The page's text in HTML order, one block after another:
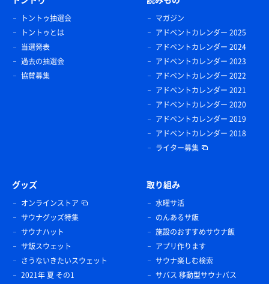
トントゥ抽選会
トントゥとは
当選発表
過去の抽選会
協賛募集
マガジン
アドベントカレンダー 2025
アドベントカレンダー 2024
アドベントカレンダー 2023
アドベントカレンダー 2022
アドベントカレンダー 2021
アドベントカレンダー 2020
アドベントカレンダー 2019
アドベントカレンダー 2018
ライター募集
グッズ
オンラインストア
サウナグッズ特集
サウナハット
サ飯スウェット
さうないきたいスウェット
2021年 夏 その1
取り組み
水曜サ活
のんあるサ飯
施設のおすすめサウナ飯
アプリ作ります
サウナ楽しむ検索
サバス 移動型サウナバス